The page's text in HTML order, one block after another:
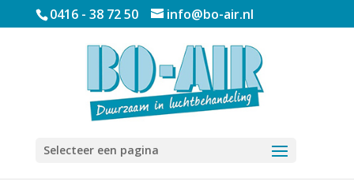
0416 - 38 72 50 info@bo-air.nl
Selecteer een pagina